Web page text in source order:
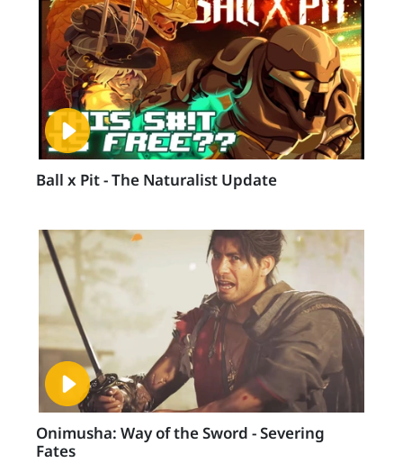
Ball x Pit - The Naturalist Update
Onimusha: Way of the Sword - Severing
Fates